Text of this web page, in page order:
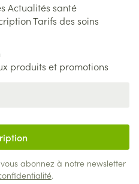
Actualités santé
Tarifs des soins
produits et promotions
abonnez à notre newsletter
.